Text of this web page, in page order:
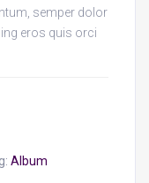
semper dolor
eros quis orci
Album